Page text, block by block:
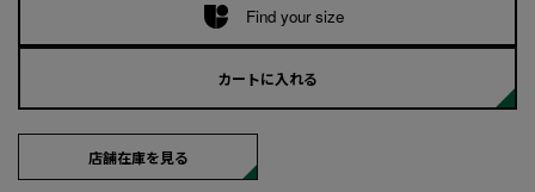
Find your size
カートに入れる
店舗在庫を見る